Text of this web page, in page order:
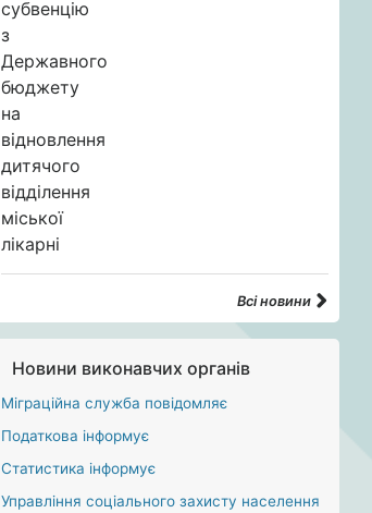
Всі новини
Новини виконавчих органів
Міграційна служба повідомляє
Податкова інформує
Статистика інформує
Управління соціального захисту населення